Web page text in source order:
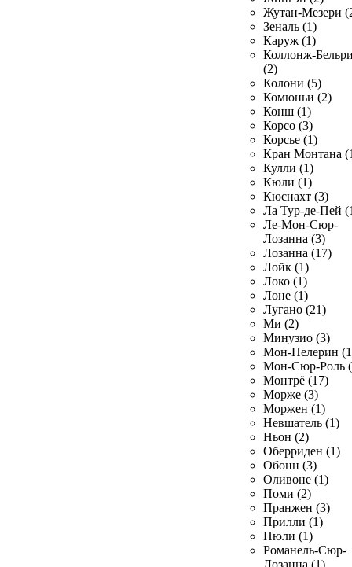
Жутан-Мезери
Зеналь (1)
Каруж (1)
Коллонж-
(2)
Колони (5)
Комюньи (2)
Конш (1)
Корсо (3)
Корсье (1)
Кран Монтана
Кулли (1)
Кюли (1)
Кюснахт (3)
Ла Тур-де-Пей
Ле-Мон-Сюр-
Лозанна (3)
Лозанна (17)
Лойк (1)
Локо (1)
Лоне (1)
Лугано (21)
Ми (2)
Минузио (3)
Мон-Пелерин
Мон-Сюр-Роль
Монтрё (17)
Морже (3)
Моржен (1)
Невшатель (1)
Ньон (2)
Оберриден (1)
Обонн (3)
Оливоне (1)
Поми (2)
Пранжен (3)
Прилли (1)
Пюли (1)
Романель-Сюр-
Лозанна (1)